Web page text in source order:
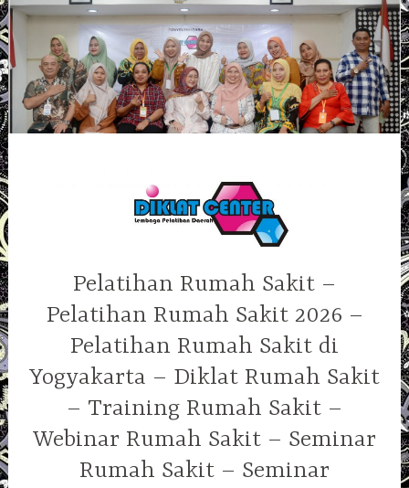
Skip
to
content
Pelatihan Rumah Sakit –
Pelatihan Rumah Sakit 2026 –
Pelatihan Rumah Sakit di
Yogyakarta – Diklat Rumah Sakit
– Training Rumah Sakit –
Webinar Rumah Sakit – Seminar
Rumah Sakit – Seminar